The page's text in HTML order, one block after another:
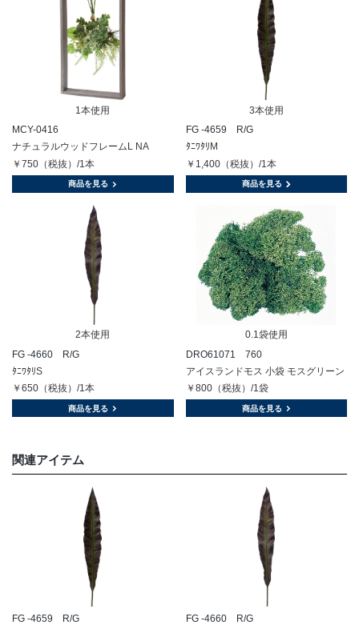
1本使用
MCY-0416
ナチュラルウッドフレームL NA
￥750（税抜）/1本
商品を見る
3本使用
FG -4659 R/G
ﾀﾆﾜﾀﾘM
￥1,400（税抜）/1本
商品を見る
2本使用
FG -4660 R/G
ﾀﾆﾜﾀﾘS
￥650（税抜）/1本
商品を見る
0.1袋使用
DRO61071 760
アイスランドモス 小袋 モスグリーン
￥800（税抜）/1袋
商品を見る
関連アイテム
FG -4659 R/G
FG -4660 R/G